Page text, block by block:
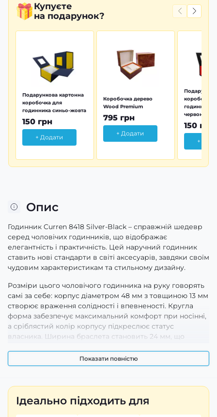
Купуєте
на подарунок?
Подарункова картонна
коробочка для
годинника синьо-жовта
150 грн
+ Додати
Коробочка дерево
Wood Premium
795 грн
+ Додати
коробочка
годинника
червона
150 грн
+
Опис
Годинник Curren 8418 Silver-Black – справжній шедевр
серед чоловічих годинників, що відображає
елегантність і практичність. Цей наручний годинник
ставить нові стандарти в світі аксесуарів, завдяки своїм
чудовим характеристикам та стильному дизайну.
Розміри цього чоловічого годинника на руку говорять
самі за себе: корпус діаметром 48 мм з товщиною 13 мм
створює враження солідності і впевненості. Кругла
форма забезпечує максимальний комфорт при носінні,
а сріблястий колір корпусу підкреслює статус
власника. Ширина браслета становить 24 мм, що
розкладній застібці ви можете легко регулювати його
під будь-який зап’ясток.
Однією з ключових переваг годинника Curren 8418 є
його функціональність. Оснащений кварцовим
механізмом, цей чоловічий наручний годинник
Показати повністю
Ідеально підходить для